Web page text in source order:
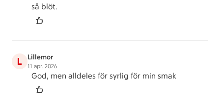
så blöt.
L Lillemor
11 apr. 2026
God, men alldeles för syrlig för min smak